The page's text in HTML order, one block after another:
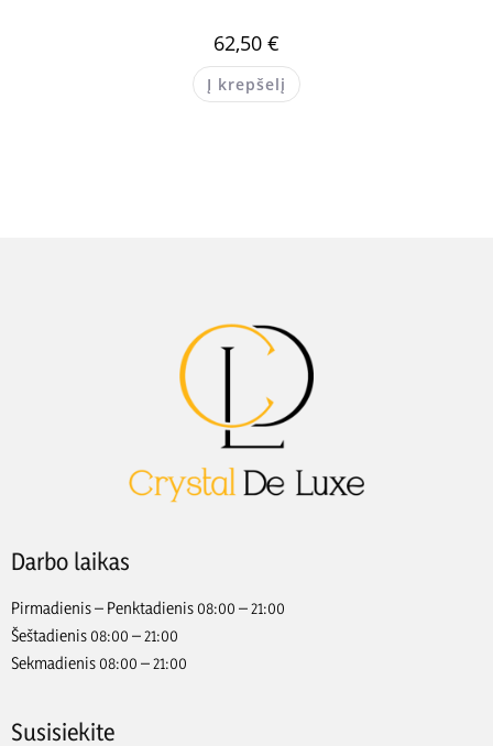
62,50 €
Į krepšelį
Darbo laikas
Pirmadienis – Penktadienis 08:00 – 21:00
Šeštadienis 08:00 – 21:00
Sekmadienis 08:00 – 21:00
Susisiekite